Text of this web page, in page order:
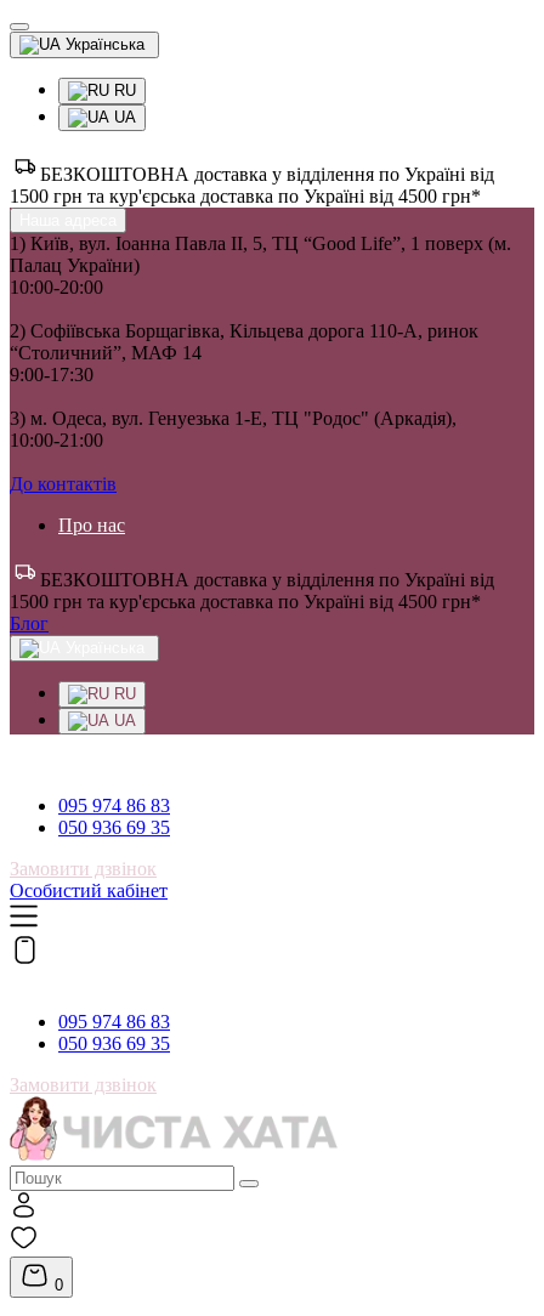
Українська
RU
UA
БЕЗКОШТОВНА доставка у відділення по Україні від
1500 грн та кур'єрська доставка по Україні від 4500 грн*
1) Київ, вул. Іоанна Павла II, 5, ТЦ “Good Life”, 1 поверх (м.
Палац України)
10:00-20:00
2) Софіївська Борщагівка, Кільцева дорога 110-А, ринок
“Столичний”, МАФ 14
9:00-17:30
3) м. Одеса, вул. Генуезька 1-Е, ТЦ "Родос" (Аркадія),
10:00-21:00
До контактів
Про нас
БЕЗКОШТОВНА доставка у відділення по Україні від
1500 грн та кур'єрська доставка по Україні від 4500 грн*
Блог
RU
UA
095 974 86 83
050 936 69 35
Замовити дзвінок
Особистий кабінет
095 974 86 83
050 936 69 35
Замовити дзвінок
0